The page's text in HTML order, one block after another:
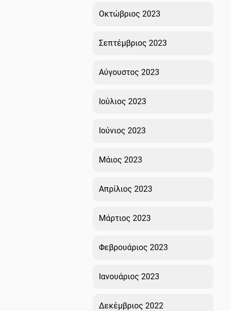
Οκτώβριος 2023
Σεπτέμβριος 2023
Αύγουστος 2023
Ιούλιος 2023
Ιούνιος 2023
Μάιος 2023
Απρίλιος 2023
Μάρτιος 2023
Φεβρουάριος 2023
Ιανουάριος 2023
Δεκέμβριος 2022